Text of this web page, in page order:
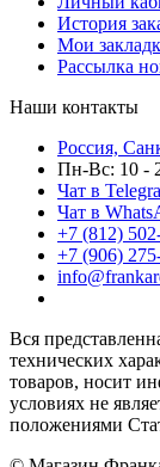
История
Мои
Рассылка
Наши контакты
Россия,
Пн-Вс: 10 -
Чат в
Чат в
+7 (812)
+7 (906)
Вся
технических
товаров, носит
условиях не
положениями